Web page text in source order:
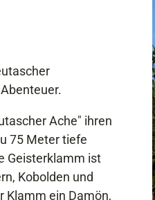
Ache" ihren
75 Meter tiefe
Geisterklamm ist
Kobolden und
Klamm ein Damön,